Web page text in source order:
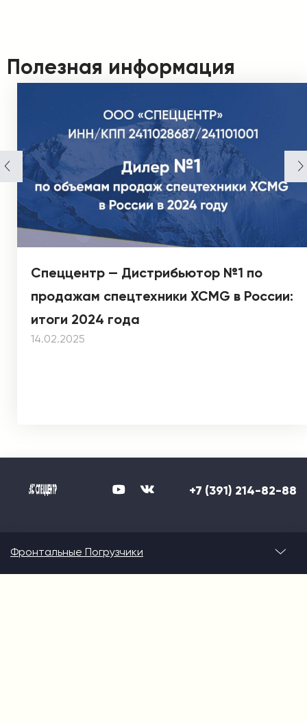
Полезная информация
Спеццентр — Дистрибьютор №1 по
продажам спецтехники XCMG в России:
итоги 2024 года
14.02.2025
+7 (391) 214-82-88
Фронтальные Погрузчики